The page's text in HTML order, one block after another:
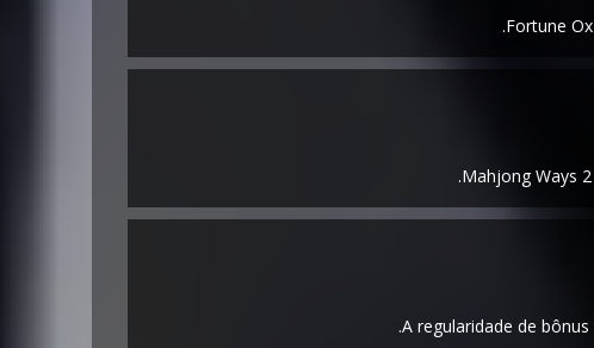
Fortune
Mahjong Ways
A regularidade de